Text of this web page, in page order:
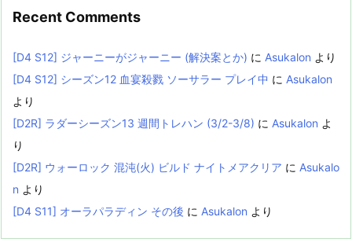
Recent Comments
[D4 S12] ジャーニーがジャーニー (解決案とか) に Asukalon より
[D4 S12] シーズン12 血宴殺戮 ソーサラー プレイ中 に Asukalon
より
[D2R] ラダーシーズン13 週間トレハン (3/2-3/8) に Asukalon よ
り
[D2R] ウォーロック 混沌(火) ビルド ナイトメアクリア に Asukalo
n より
[D4 S11] オーラパラディン その後 に Asukalon より